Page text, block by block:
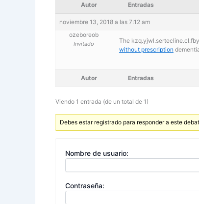
Autor Entradas
noviembre 13, 2018 a las 7:12 am
ozeboreob
Invitado The
without prescription
Autor Entradas
Viendo 1 entrada (de un total de 1)
Debes estar registrado para responder a este
Nombre de usuario:
Contraseña: